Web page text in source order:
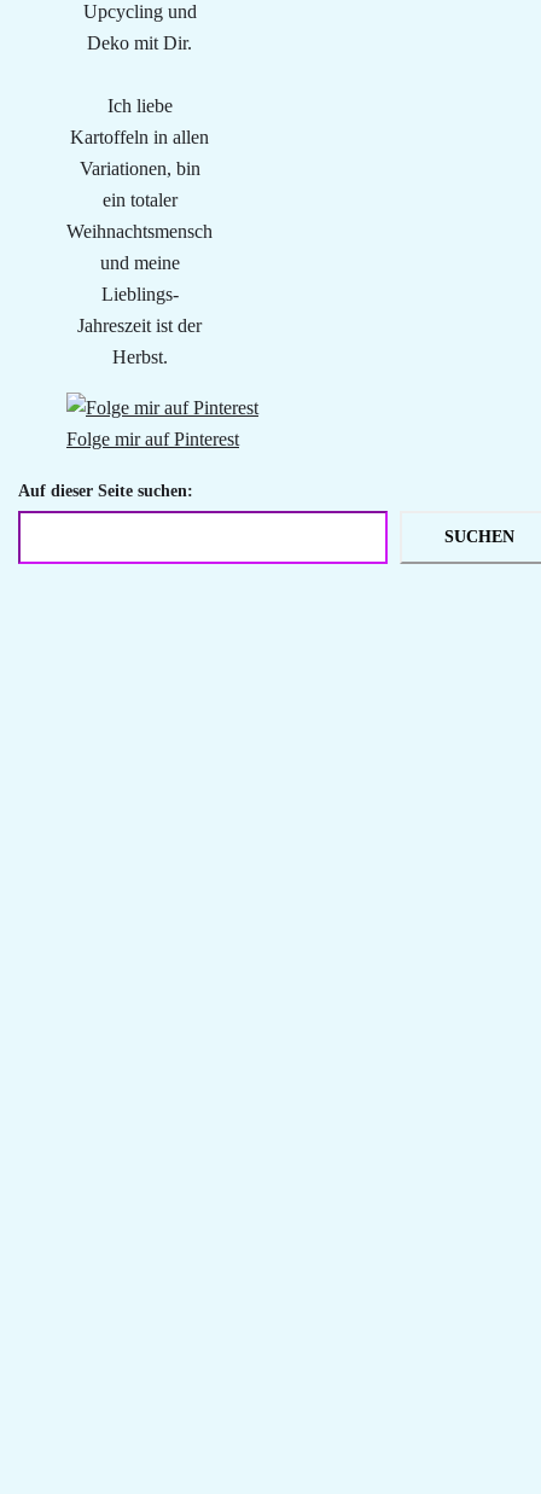
Upcycling und
Deko mit Dir.
Ich liebe
Kartoffeln in allen
Variationen, bin
ein totaler
Weihnachtsmensch
und meine
Lieblings-
Jahreszeit ist der
Herbst.
Folge mir auf Pinterest
Auf dieser Seite suchen:
SUCHEN